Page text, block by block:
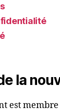
la
est membre